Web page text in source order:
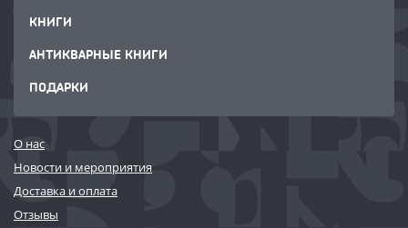
КНИГИ
АНТИКВАРНЫЕ КНИГИ
ПОДАРКИ
О нас
Новости и мероприятия
Доставка и оплата
Отзывы